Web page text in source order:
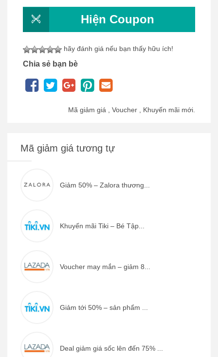
Hiện Coupon
hãy đánh giá nếu bạn thấy hữu ích!
Chia sẻ bạn bè
Mã giảm giá , Voucher , Khuyến mãi mới.
Mã giảm giá tương tự
Giảm 50% – Zalora thương...
Khuyến mãi Tiki – Bé Tập...
Voucher may mắn – giảm 8...
Giảm tới 50% – sản phẩm ...
Deal giảm giá sốc lên đến 75% ...